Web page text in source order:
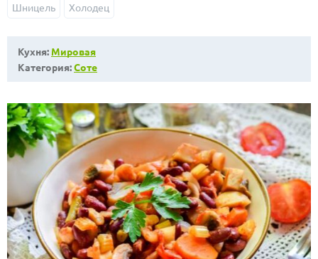
Шницель Холодец
Кухня: Мировая
Категория:Соте